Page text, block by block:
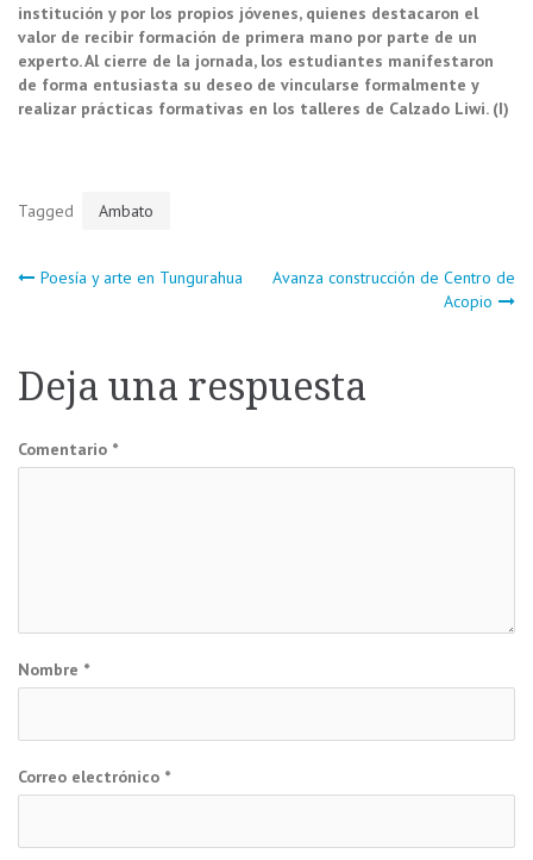
institución y por los propios jóvenes, quienes destacaron el
valor de recibir formación de primera mano por parte de un
experto. Al cierre de la jornada, los estudiantes manifestaron
de forma entusiasta su deseo de vincularse formalmente y
realizar prácticas formativas en los talleres de Calzado Liwi. (I)
Tagged Ambato
Navegación
entradas
Poesía y arte en Tungurahua
Avanza construcción de Centro de
Acopio
Deja una respuesta
Comentario *
Nombre *
Correo electrónico *